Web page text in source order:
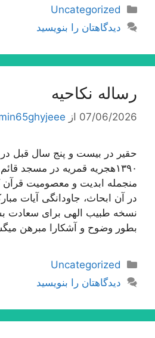
دسته‌ها
Uncategorized
دیدگاهتان را بنویسید
رساله نکاحیه
07/06/2026 از
حقیر در بیست و پنج سال قبل در
١٣٩٠هجریه قمریه در مسجد
منجمله ابدیت و معصومیت
در آن ابحاث، جاودانگى آیات
نسخه طبیب الهى براى سعادت
بطور وضوح و آشكارا مبرهن
دسته‌ها
Uncategorized
دیدگاهتان را بنویسید